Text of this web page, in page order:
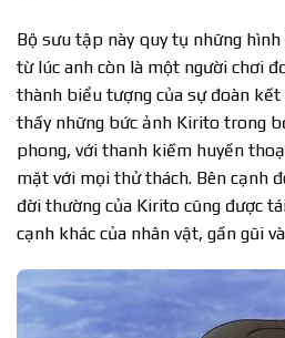
Bộ sưu tập này quy tụ những
từ lúc anh còn là một người chơi
thành biểu tượng của sự đoàn kết
thấy những bức ảnh Kirito trong
phong, với thanh kiếm huyền
mặt với mọi thử thách. Bên cạnh
đời thường của Kirito cũng được
cạnh khác của nhân vật, gần gũi